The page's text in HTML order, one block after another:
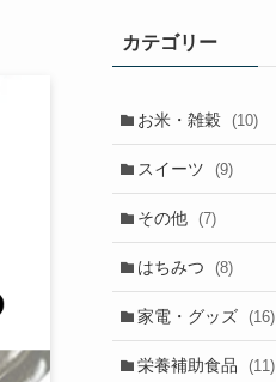
カテゴリー
お米・雑穀 (10)
スイーツ (9)
その他 (7)
はちみつ (8)
家電・グッズ (16)
栄養補助食品 (11)